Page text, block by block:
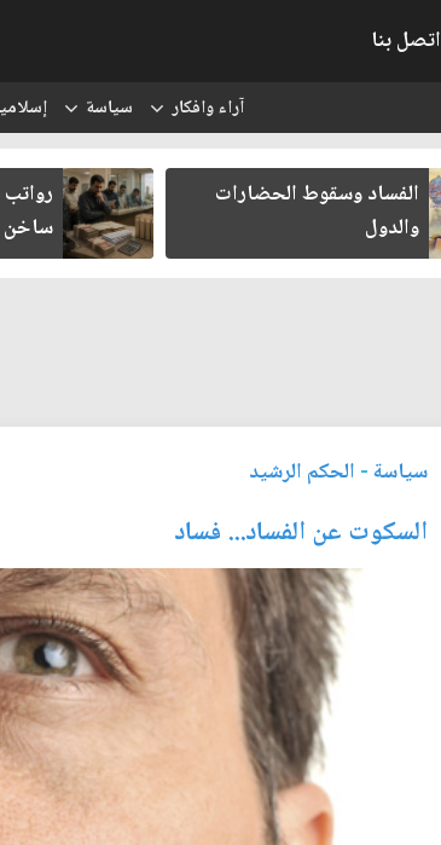
اتصل بنا
آراء وافكار سياسة
الفساد وسقوط الحضارات
والدول
ساخن
سياسة- الحكم الرشيد
السكوت عن الفساد... فساد